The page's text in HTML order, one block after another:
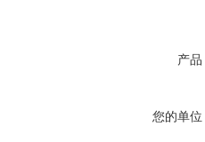
产品
您的单位